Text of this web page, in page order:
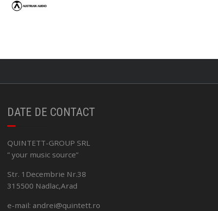
DATE DE CONTACT
QUINTETT-GROUP SRL
” your music source”
Str. 1Decembrie Nr.38
315500 Nadlac,Arad
e-mail: andrei@quintett.ro